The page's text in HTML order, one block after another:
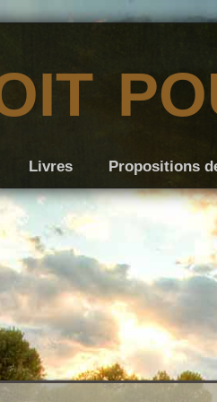
Livres Propositions